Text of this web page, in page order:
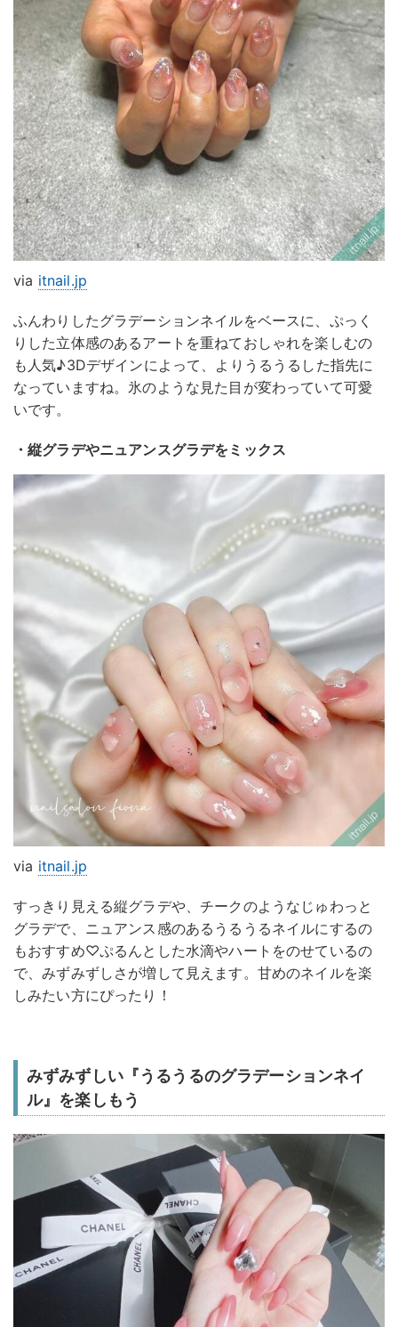
via itnail.jp
ふんわりしたグラデーションネイルをベースに、ぷっく
りした立体感のあるアートを重ねておしゃれを楽しむの
も人気♪3Dデザインによって、よりうるうるした指先に
なっていますね。氷のような見た目が変わっていて可愛
いです。
・縦グラデやニュアンスグラデをミックス
via itnail.jp
すっきり見える縦グラデや、チークのようなじゅわっと
グラデで、ニュアンス感のあるうるうるネイルにするの
もおすすめ♡ぷるんとした水滴やハートをのせているの
で、みずみずしさが増して見えます。甘めのネイルを楽
しみたい方にぴったり！
みずみずしい『うるうるのグラデーションネイ
ル』を楽しもう